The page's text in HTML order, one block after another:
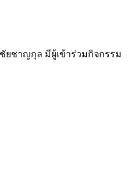
ชาญกุล มีผู้เข้าร่วมกิจกรรม